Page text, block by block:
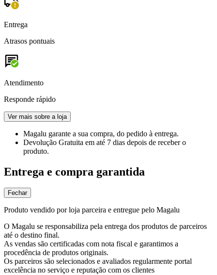
Entrega
Atrasos pontuais
Atendimento
Responde rápido
Ver mais sobre a loja
Magalu garante a sua compra, do pedido à entrega.
Devolução Gratuita em até 7 dias depois de receber o
produto.
Entrega e compra garantida
Fechar
Produto vendido por loja parceira e entregue pelo Magalu
O Magalu se responsabiliza pela entrega dos produtos de parceiros
até o destino final.
As vendas são certificadas com nota fiscal e garantimos a
procedência de produtos originais.
Os parceiros são selecionados e avaliados regularmente portal
excelência no serviço e reputação com os clientes